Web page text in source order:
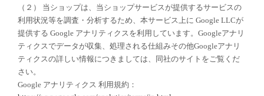
（２） 当ショップは、当ショップサービスが提供するサービスの
利用状況等を調査・分析するため、本サービス上に Google LLCが
提供する Google アナリティクスを利用しています。Googleアナリ
ティクスでデータが収集、処理される仕組みその他Googleアナリ
ティクスの詳しい情報につきましては、同社のサイトをご覧くだ
さい。
Google アナリティクス 利用規約：